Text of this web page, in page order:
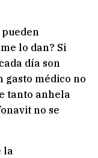
lo dan? Si
día son
gasto médico no
tanto anhela
no se
la